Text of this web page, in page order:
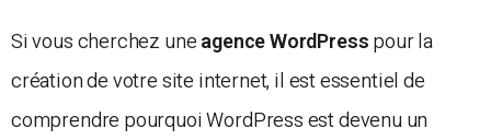
Si vous cherchez une agence WordPress pour la
création de votre site internet, il est essentiel de
comprendre pourquoi WordPress est devenu un